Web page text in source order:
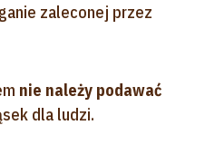
zaleconej przez
nie należy podawać
dla ludzi.